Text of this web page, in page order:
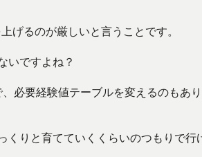
げるのが厳しいと言うことです。
いですよね？
必要経験値テーブルを変えるのもあ
りと育てていくくらいのつもりで行